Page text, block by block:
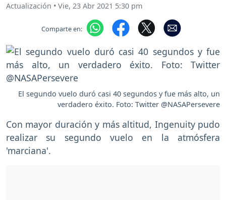
Actualización • Vie, 23 Abr 2021 5:30 pm
Comparte en:
El segundo vuelo duró casi 40 segundos y fue más alto, un
verdadero éxito. Foto: Twitter @NASAPersevere
Con mayor duración y más altitud, Ingenuity pudo
realizar su segundo vuelo en la atmósfera
'marciana'.